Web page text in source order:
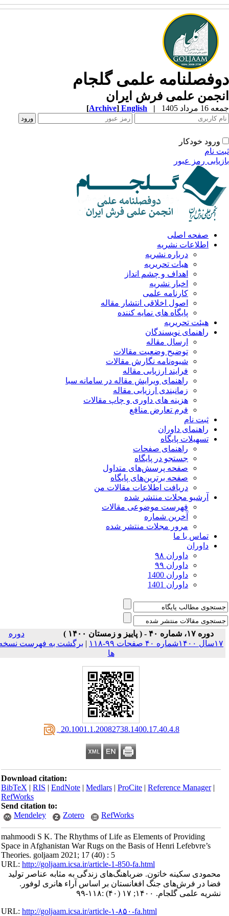
علمی گلجام
علمی فرش ایران
مرداد 1405 |
English
[Archive]
ورود خودکار
نام
رمز عبور
صفحه اصلی
اطلاعات نشریه
درباره نشریه
هیات تحریریه
اهداف و چشم انداز
اخبار نشریه
کارنامه علمی
اصول اخلاقی انتشار مقاله
پایگاه های نمایه کننده
هیئت تحریریه
راهنمای نویسندگان
ارسال مقاله
توضیح وضعیت مقالات
شیوه‌نامه نگارش مقالات
فرایند ارزیابی مقاله
راهنمای ویرایش مقاله در سامانه سبا
زمانبندی ارزیابی مقاله
هزینه های داوری و چاپ مقالات
فرم تعارض منافع
ثبت نام
راهنمای داوران
تسهیلات پایگاه
راهنمای صفحات
جستجو در پایگاه
صفحه پرسش‌های متداول
صفحه برترین‌های پایگاه
دریافت اطلاعات مقالات من
آرشیو مجلات منتشر شده
فهرست موضوعی مقالات
آخرین شماره
مرور مجلات منتشر شده
تماس با ما
داوران
داوران ۹۸
داوران ۹۹
داوران 1400
داوران 1401
دوره ۱۷، شماره ۴۰ - ( پاییز و زمستان ۱۴۰۰ )
دوره
۱۷سال ۱۴۰۰شماره ۴۰ صفحات ۹۹-۱۱۸
| برگشت به فهرست نسخه
ها
‎ 20.1001.1.20082738.1400.17.40.4.8
Download citation:
BibTeX|RIS|EndNote|Medlars|ProCite|Reference Manager
RefWorks
Send citation to:
Mendeley
Zotero RefWorks
mahmoodi S K. The Rhythms of Life as Elements of Providing
Space in Afghanistan War Rugs on the Basis of Henri Lefebvre’s
Theories. goljaam 2021; 17 (40) : 5
URL:http://goljaam.icsa.ir/article-1-850-fa.html
محمودی سکینه خاتون. ضرباهنگ‌های زندگی به مثابه عناصر تولید
فضا در فرش‌های جنگ افغانستان بر اساس آراء هانری لوفور.
نشریه علمی گلجام. ۱۴۰۰; ۱۷ (۴۰) :۱۱۸-۹۹
URL:http://goljaam.icsa.ir/article-۱-۸۵۰-fa.html